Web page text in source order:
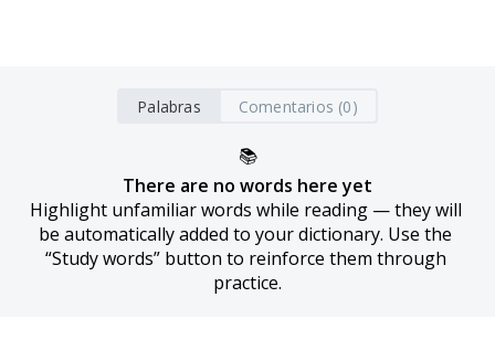
Palabras Comentarios (0)
📚
There are no words here yet
Highlight unfamiliar words while reading — they will
be automatically added to your dictionary. Use the
“Study words” button to reinforce them through
practice.